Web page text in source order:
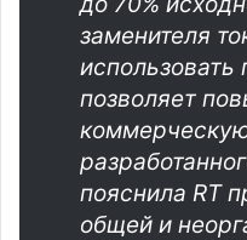
заменителя
использовать
позволяет
пояснила RT
общей и